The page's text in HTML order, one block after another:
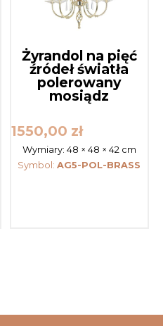
Żyrandol na pięć
źródeł światła
polerowany
mosiądz
1550,00 zł
Wymiary: 48 × 48 × 42 cm
Symbol:AG5-POL-BRASS